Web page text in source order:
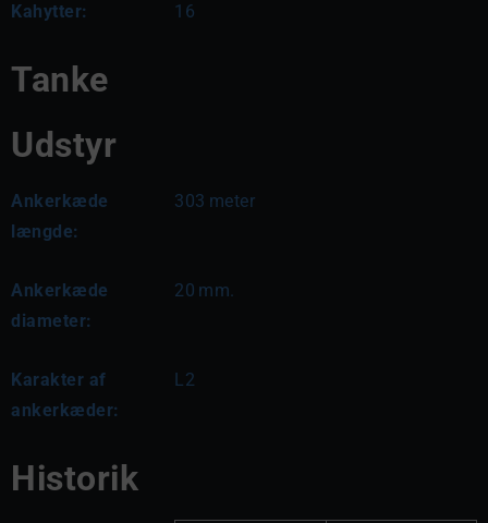
Kahytter: 16
Tanke
Udstyr
Ankerkæde
længde:
303 meter
Ankerkæde
diameter:
20 mm.
Karakter af
ankerkæder:
L2
Historik